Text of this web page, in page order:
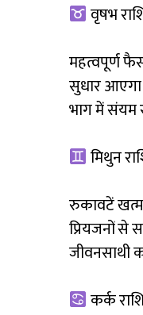
वृषभ
महत्वपूर्ण
सुधार आएगा
भाग में संयम
मिथुन
रुकावटें खत्म
प्रियजनों से
जीवनसाथी
कर्क